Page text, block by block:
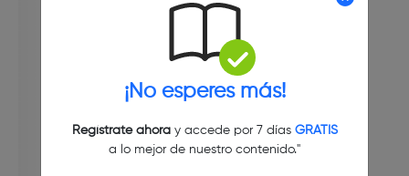
¡No esperes más!
Regístrate ahoray accede por 7 días GRATIS
a lo mejor de nuestro contenido."